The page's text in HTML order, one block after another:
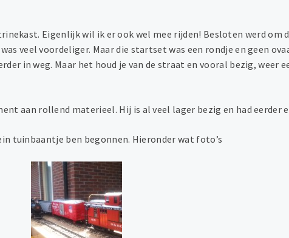
Eigenlijk wil ik er ook wel mee rijden! Besloten werd
veel voordeliger. Maar die startset was een rondje en geen
in weg. Maar het houd je van de straat en vooral bezig, weer
aan rollend materieel. Hij is al veel lager bezig en had eerder
tuinbaantje ben begonnen. Hieronder wat foto’s